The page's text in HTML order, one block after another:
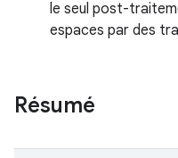
le seul post-
espaces par des
Résumé